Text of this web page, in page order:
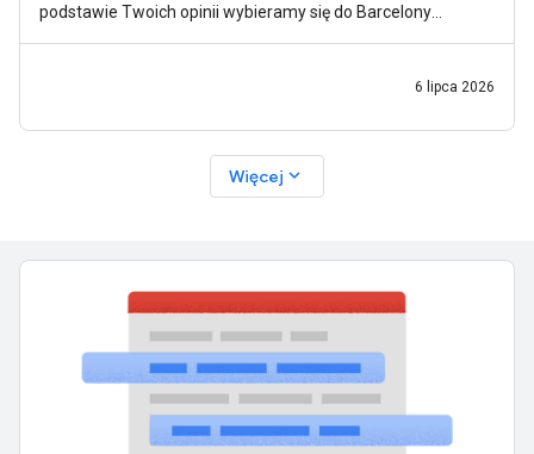
podstawie Twoich opinii wybieramy się do Barcelony
6 lipca 2026
Więcej expand_more